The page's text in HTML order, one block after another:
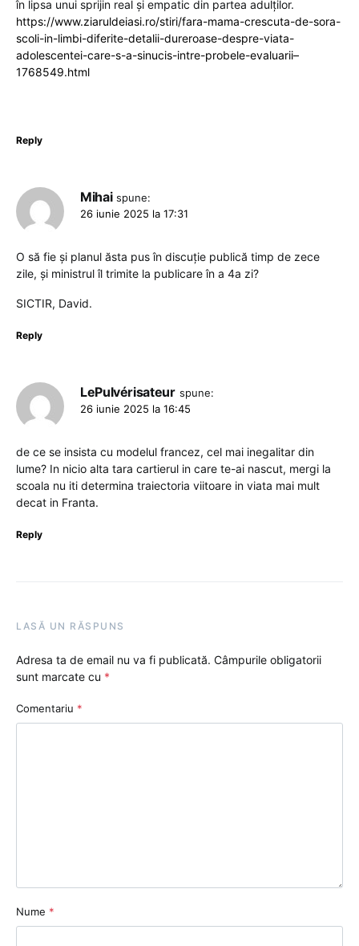
în lipsa unui sprijin real și empatic din partea adulților.
https://www.ziaruldeiasi.ro/stiri/fara-mama-crescuta-de-sora-
scoli-in-limbi-diferite-detalii-dureroase-despre-viata-
adolescentei-care-s-a-sinucis-intre-probele-evaluarii–
1768549.html
Reply
Mihai spune:
26 iunie 2025 la 17:31
O să fie și planul ăsta pus în discuție publică timp de zece
zile, și ministrul îl trimite la publicare în a 4a zi?
SICTIR, David.
Reply
LePulvérisateur spune:
26 iunie 2025 la 16:45
de ce se insista cu modelul francez, cel mai inegalitar din
lume? In nicio alta tara cartierul in care te-ai nascut, mergi la
scoala nu iti determina traiectoria viitoare in viata mai mult
decat in Franta.
Reply
LASĂ UN RĂSPUNS
Adresa ta de email nu va fi publicată. Câmpurile obligatorii
sunt marcate cu *
Comentariu *
Nume *